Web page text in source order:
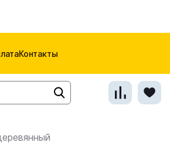
Контакты